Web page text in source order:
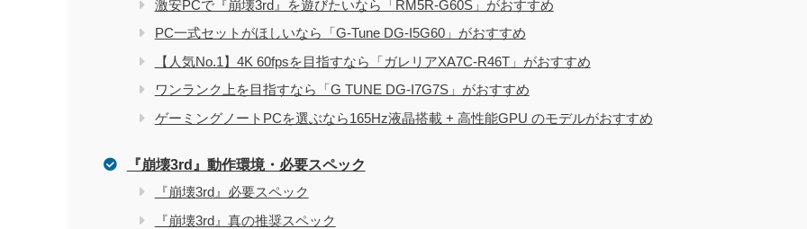
関連記事 電気屋や家電量販店でのパソコン購入をおすすめしない理由
激安PCで『崩壊3rd』を遊びたいなら「RM5R-G60S」がおすすめ
PC一式セットがほしいなら「G-Tune DG-I5G60」がおすすめ
【人気No.1】4K 60fpsを目指すなら「ガレリアXA7C-R46T」がおすすめ
ワンランク上を目指すなら「G TUNE DG-I7G7S」がおすすめ
ゲーミングノートPCを選ぶなら165Hz液晶搭載 + 高性能GPU のモデルがおすすめ
『崩壊3rd』動作環境・必要スペック
『崩壊3rd』必要スペック
『崩壊3rd』真の推奨スペック